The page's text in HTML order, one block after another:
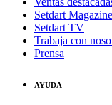
Setdart Magazine
Setdart TV
Trabaja con
Prensa
AYUDA